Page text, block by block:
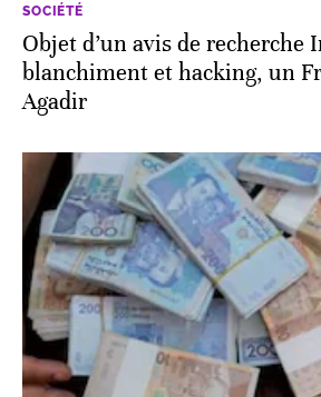
SOCIÉTÉ
Objet d’un avis de recherche
blanchiment et hacking, un
Agadir